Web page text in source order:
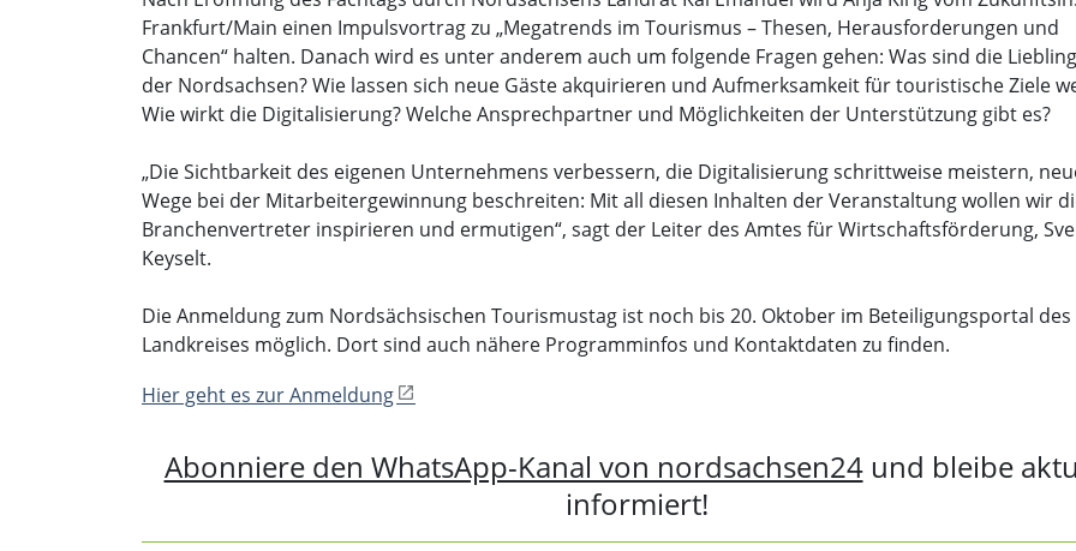
Frankfurt/Main einen Impulsvortrag zu „Megatrends im Tourismus – Thesen, Herausforderungen und
Chancen“ halten. Danach wird es unter anderem auch um folgende Fragen gehen: Was sind die
der Nordsachsen? Wie lassen sich neue Gäste akquirieren und Aufmerksamkeit für touristische Ziele
Wie wirkt die Digitalisierung? Welche Ansprechpartner und Möglichkeiten der Unterstützung gibt es?
„Die Sichtbarkeit des eigenen Unternehmens verbessern, die Digitalisierung schrittweise meistern,
Wege bei der Mitarbeitergewinnung beschreiten: Mit all diesen Inhalten der Veranstaltung wollen wir
Branchenvertreter inspirieren und ermutigen“, sagt der Leiter des Amtes für Wirtschaftsförderung,
Keyselt.
Die Anmeldung zum Nordsächsischen Tourismustag ist noch bis 20. Oktober im Beteiligungsportal des
Landkreises möglich. Dort sind auch nähere Programminfos und Kontaktdaten zu finden.
Hier geht es zur Anmeldung
Abonniere den WhatsApp-Kanal von nordsachsen24und bleibe
informiert!